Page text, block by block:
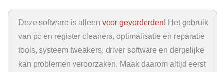
Deze software is alleen voor gevorderden! Het gebruik
van pc en register cleaners, optimalisatie en reparatie
tools, systeem tweakers, driver software en dergelijke
kan problemen veroorzaken. Maak daarom altijd eerst